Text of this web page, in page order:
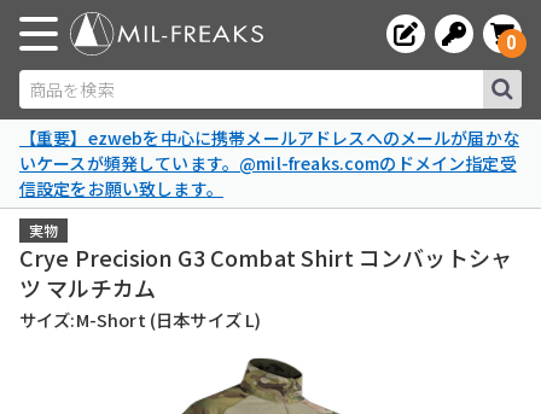
商品を検索
0
【重要】ezwebを中心に携帯メールアドレスへのメールが届かな
いケースが頻発しています。@mil-freaks.comのドメイン指定受
信設定をお願い致します。
実物
Crye Precision G3 Combat Shirt コンバットシャ
ツ マルチカム
サイズ:M-Short (日本サイズ L)